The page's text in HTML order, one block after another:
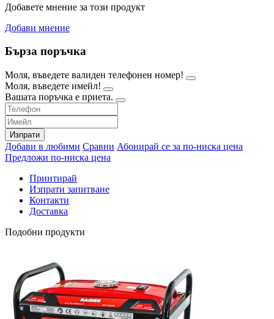
Добавете мнение за този продукт
Добави мнение
Бърза поръчка
Моля, въведете валиден телефонен номер!
Моля, въведете имейл!
Вашата поръчка е приета.
Изпрати
Добави в любими Сравни Абонирай се за по-ниска цена
Предложи по-ниска цена
Принтирай
Изпрати запитване
Контакти
Доставка
Подобни продукти